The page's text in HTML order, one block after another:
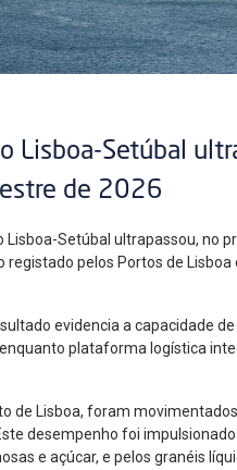
Lisboa-Setúbal
de 2026
Lisboa-Setúbal ultrapassou, no
registado pelos Portos de
evidencia a capacidade
plataforma logística
de Lisboa, foram
desempenho foi
e açúcar, e pelos granéis